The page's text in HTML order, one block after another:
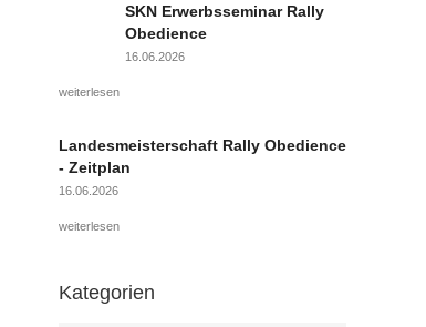
SKN Erwerbsseminar Rally
Obedience
16.06.2026
weiterlesen
Landesmeisterschaft Rally Obedience
- Zeitplan
16.06.2026
weiterlesen
Kategorien